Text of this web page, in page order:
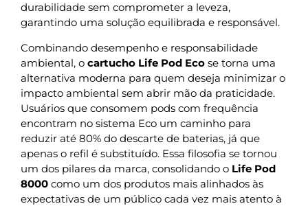
durabilidade sem comprometer a leveza,
garantindo uma solução equilibrada e responsável.
Combinando desempenho e responsabilidade
ambiental, o cartucho Life Pod Eco se torna uma
alternativa moderna para quem deseja minimizar o
impacto ambiental sem abrir mão da praticidade.
Usuários que consomem pods com frequência
encontram no sistema Eco um caminho para
reduzir até 80% do descarte de baterias, já que
apenas o refil é substituído. Essa filosofia se tornou
um dos pilares da marca, consolidando o Life Pod
8000 como um dos produtos mais alinhados às
expectativas de um público cada vez mais atento à